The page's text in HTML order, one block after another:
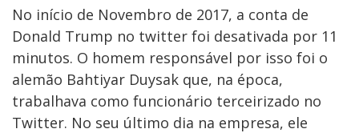
No início de Novembro de 2017, a conta de
Donald Trump no twitter foi desativada por 11
minutos. O homem responsável por isso foi o
alemão Bahtiyar Duysak que, na época,
trabalhava como funcionário terceirizado no
Twitter. No seu último dia na empresa, ele